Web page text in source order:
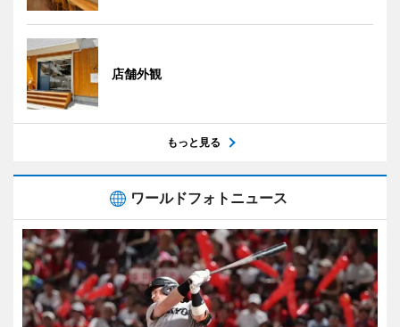
店舗外観
もっと見る
ワールドフォトニュース